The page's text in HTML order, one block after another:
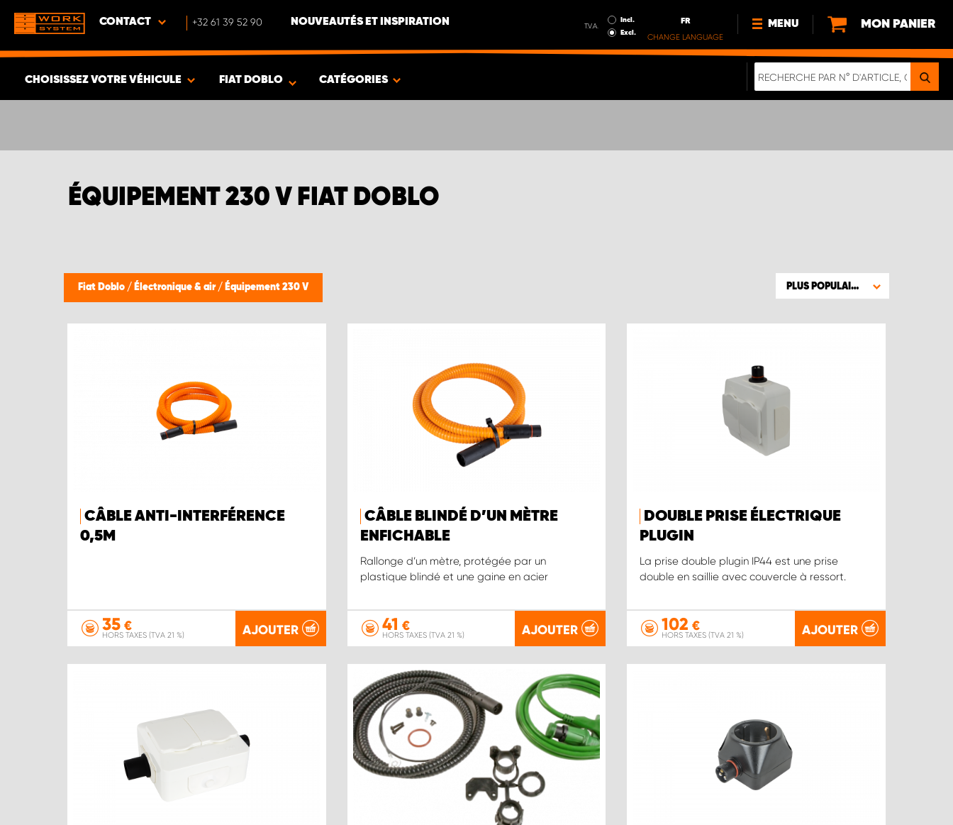
CONTACT +32 61 39 52 90 NOUVEAUTÉS ET INSPIRATION T.V.A.
Incl.
Excl.
FR
CHANGE LANGUAGE
MENU
NOUVEAUTÉS
MON PANIER
CHOISISSEZ VOTRE VÉHICULE FIAT DOBLO CATÉGORIES
ÉQUIPEMENT 230 V FIAT DOBLO
Fiat Doblo / Électronique & air / Équipement 230 V PLUS POPULAIRE
CÂBLE ANTI-INTERFÉRENCE
0,5M
35 €
HORS TAXES (TVA 21 %) AJOUTER
CÂBLE BLINDÉ D’UN MÈTRE
ENFICHABLE
Rallonge d’un mètre, protégée par un
plastique blindé et une gaine en acier
41 €
HORS TAXES (TVA 21 %) AJOUTER
DOUBLE PRISE ÉLECTRIQUE
PLUGIN
La prise double plugin IP44 est une prise
double en saillie avec couvercle à ressort.
102 €
HORS TAXES (TVA 21 %) AJOUTER